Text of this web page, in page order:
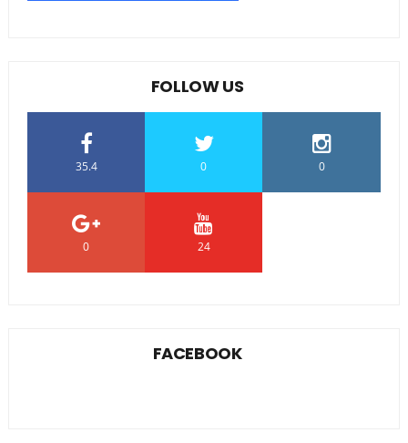
FOLLOW US
35.4 0 0
0 24
FACEBOOK